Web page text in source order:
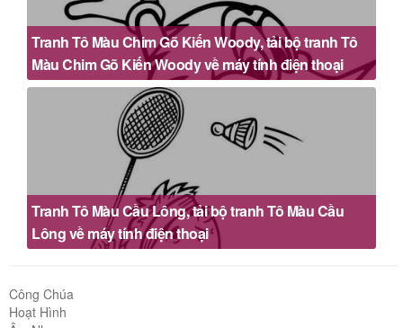
Tranh Tô Màu Chim Gõ Kiến Woody, tải bộ tranh Tô
Màu Chim Gõ Kiến Woody về máy tính điện thoại
Tranh Tô Màu Cầu Lông, tải bộ tranh Tô Màu Cầu
Lông về máy tính điện thoại
Công Chúa
Hoạt Hình